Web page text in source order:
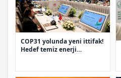
COP31 yolunda yeni ittifak!
Hedef temiz enerji